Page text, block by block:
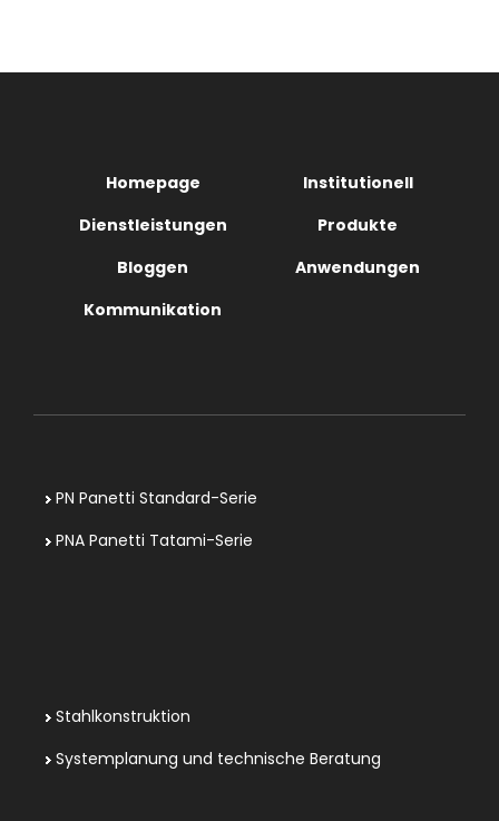
Homepage
Institutionell
Dienstleistungen
Produkte
Bloggen
Anwendungen
Kommunikation
PN Panetti Standard-Serie
PNA Panetti Tatami-Serie
Stahlkonstruktion
Systemplanung und technische Beratung